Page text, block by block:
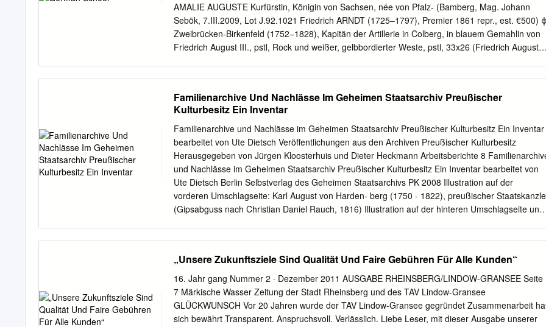
AMALIE AUGUSTE Kurfürstin, Königin von Sachsen, née von Pfalz- (Bamberg, Mag. Johann
Sebök, 7.III.2009, Lot J.92.1021 Friedrich ARNDT (1725–1797), Premier 1861 repr., est. €500)
Zweibrücken-Birkenfeld (1752–1828), Kapitän der Artillerie in Colberg, in blauem Gemahlin von
Friedrich August III., pstl, Rock und weißer, gelbbordierter Weste, pstl, 33x26 (Friedrich August
Edward Stuart, pstl (n/k). Lit.: Herbert M. Vaughan, The last Stuart queen: Louis Countess of
J.92.1023 Katharina Freiin von ASCH, Stiftsdame Albany, London, 1910, repr. opp. p. 123, as by
Pompeo Batoni, as in London, NPG [cf. Photo courtesy Sotheby’s im Obermünster zu
Regensburg, pstl, 28x21, c.1770–80 (Schloß Haggn). Lit.: Bernhard Schröder] ϕ J.92.1013
AMALIE Auguste von Sachsen, née von Pfalz-Zweibrücken-Birkenfeld, pstl, Hermann Röttger,
Bezirksamt Bogen, IV, 1982, p. 37x31.5 ov., c.1780 (Munich, Wittelsbacher 121 n.r.
Ausgleichsfonds, inv.B Ia 166) Φ J.92.1024 AUGUST Fürst zu Hohenlohe-Öhringen (1784–
1847), als Kind, pstl, 28x23.3 ov., c.1790 (Nürnberg, Spielzeugmuseum, inv.
Familienarchive Und Nachlässe Im Geheimen Staatsarchiv Preußischer
Kulturbesitz Ein Inventar
Familienarchive und Nachlässe im Geheimen Staatsarchiv Preußischer Kulturbesitz Ein Inventar
bearbeitet von Ute Dietsch Veröffentlichungen aus den Archiven Preußischer Kulturbesitz
Herausgegeben von Jürgen Kloosterhuis und Dieter Heckmann Arbeitsberichte 8
und Nachlässe im Geheimen Staatsarchiv Preußischer Kulturbesitz Ein Inventar bearbeitet von
Ute Dietsch Berlin Selbstverlag des Geheimen Staatsarchivs PK 2008 Illustration auf der
vorderen Umschlagseite: Karl August von Harden- berg (1750 - 1822), preußischer
(Gipsabguss nach Christian Daniel Rauch, 1816) Illustration auf der hinteren Umschlagseite und
Internet abrufbar: http://dnb.ddb.de Copyright 2008 by Geheimes Staatsarchiv PK, Berlin Das
Werk einschließlich aller seiner Teile ist urheberrechtlich geschützt. Jede Verwertung außerhalb
der engen Grenzen des Urheberrechts- gesetzes ist ohne Zustimmung des GStA PK unzulässig
und strafbar. Das gilt insbesondere für Vervielfältigungen, Übersetzungen, Mikrover- filmungen
und die Einspeicherung und Verarbeitung in elektronischen Systemen. Textverarbeitung:
„Unsere Zukunftsziele Sind Qualität Und Faire Gebühren Für Alle Kunden“
16. Jahr gang Nummer 2 · Dezember 2011 AUSGABE RHEINSBERG/LINDOW-GRANSEE Seite
7 Märkische Wasser Zeitung der Stadt Rheinsberg und des TAV Lindow-Gransee
GLÜCKWUNSCH Vor 20 Jahren wurde der TAV Lindow-Gransee gegründet Zusammenarbeit
sich bewährt Transparent. Anspruchsvoll. Verlässlich. Liebe Leser, mit dieser Ausgabe unserer